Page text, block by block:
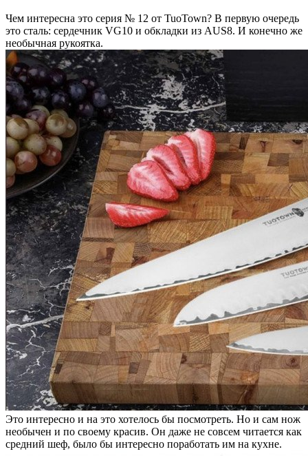
Чем интересна это серия № 12 от TuoTown? В первую очередь
это сталь: сердечник VG10 и обкладки из AUS8. И конечно же
необычная рукоятка.
Это интересно и на это хотелось бы посмотреть. Но и сам нож
необычен и по своему красив. Он даже не совсем читается как
средний шеф, было бы интересно поработать им на кухне.